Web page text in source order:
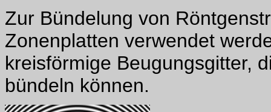
Zur Bündelung von
Zonenplatten verwendet
kreisförmige Beugungsgitter,
bündeln können.